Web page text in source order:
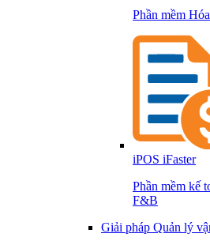
Phần mềm
iPOS iFaster
Phần mềm kế
F&B
Giải pháp Quản lý